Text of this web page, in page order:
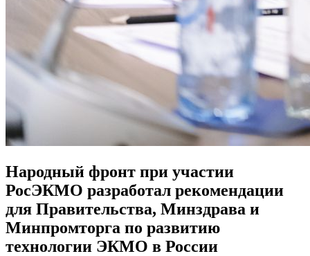
Народный фронт при участии
РосЭКМО разработал рекомендации
для Правительства, Минздрава и
Минпромторга по развитию
технологии ЭКМО в России